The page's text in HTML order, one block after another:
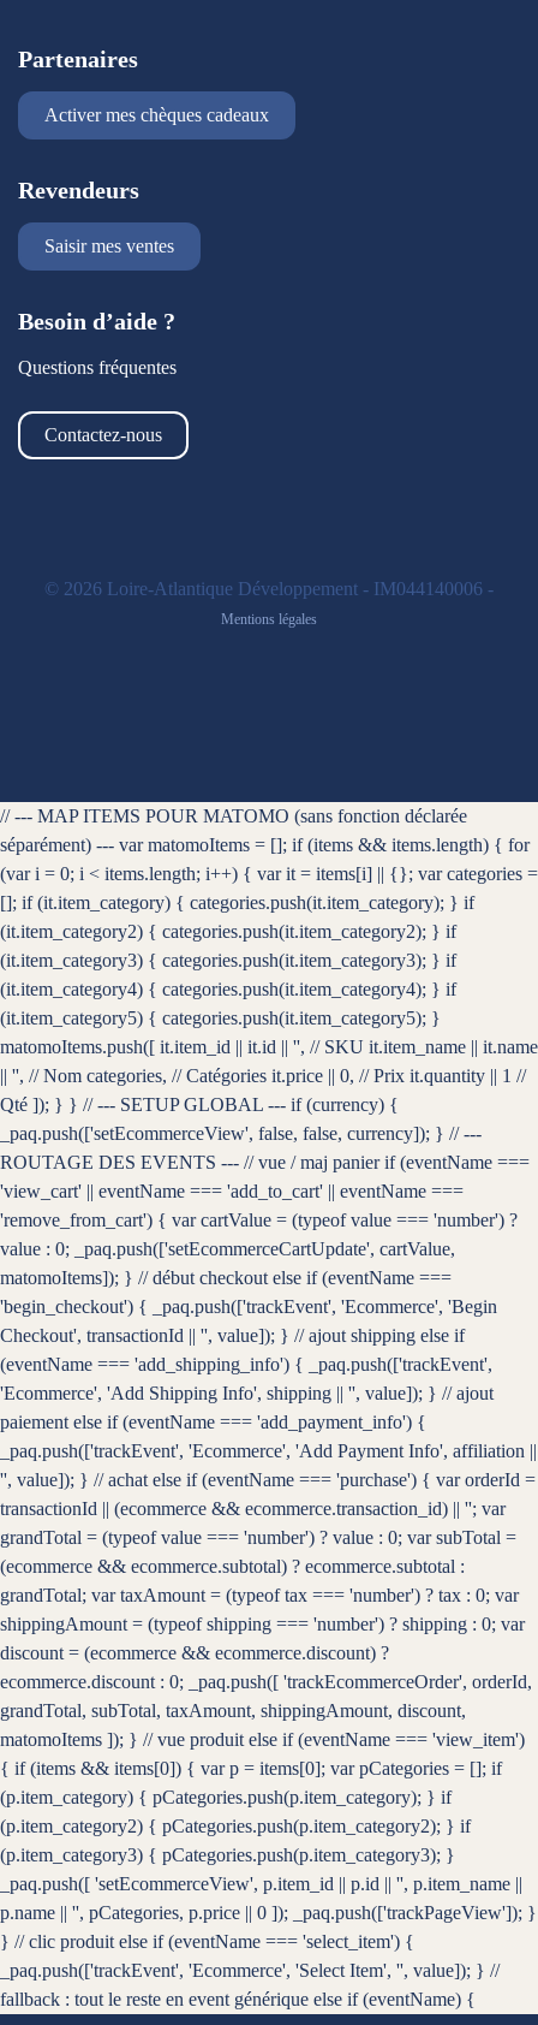
Partenaires
Activer mes chèques cadeaux
Revendeurs
Saisir mes ventes
Besoin d’aide ?
Questions fréquentes
Contactez-nous
© 2026 Loire-Atlantique Développement - IM044140006 -
Mentions légales
// --- MAP ITEMS POUR MATOMO (sans fonction déclarée
séparément) --- var matomoItems = []; if (items && items.length) { for
(var i = 0; i < items.length; i++) { var it = items[i] || {}; var categories =
[]; if (it.item_category) { categories.push(it.item_category); } if
(it.item_category2) { categories.push(it.item_category2); } if
(it.item_category3) { categories.push(it.item_category3); } if
(it.item_category4) { categories.push(it.item_category4); } if
(it.item_category5) { categories.push(it.item_category5); }
matomoItems.push([ it.item_id || it.id || '', // SKU it.item_name || it.name
|| '', // Nom categories, // Catégories it.price || 0, // Prix it.quantity || 1 //
Qté ]); } } // --- SETUP GLOBAL --- if (currency) {
_paq.push(['setEcommerceView', false, false, currency]); } // ---
ROUTAGE DES EVENTS --- // vue / maj panier if (eventName ===
'view_cart' || eventName === 'add_to_cart' || eventName ===
'remove_from_cart') { var cartValue = (typeof value === 'number') ?
value : 0; _paq.push(['setEcommerceCartUpdate', cartValue,
matomoItems]); } // début checkout else if (eventName ===
'begin_checkout') { _paq.push(['trackEvent', 'Ecommerce', 'Begin
Checkout', transactionId || '', value]); } // ajout shipping else if
(eventName === 'add_shipping_info') { _paq.push(['trackEvent',
'Ecommerce', 'Add Shipping Info', shipping || '', value]); } // ajout
paiement else if (eventName === 'add_payment_info') {
_paq.push(['trackEvent', 'Ecommerce', 'Add Payment Info', affiliation ||
'', value]); } // achat else if (eventName === 'purchase') { var orderId =
transactionId || (ecommerce && ecommerce.transaction_id) || ''; var
grandTotal = (typeof value === 'number') ? value : 0; var subTotal =
(ecommerce && ecommerce.subtotal) ? ecommerce.subtotal :
grandTotal; var taxAmount = (typeof tax === 'number') ? tax : 0; var
shippingAmount = (typeof shipping === 'number') ? shipping : 0; var
discount = (ecommerce && ecommerce.discount) ?
ecommerce.discount : 0; _paq.push([ 'trackEcommerceOrder', orderId,
grandTotal, subTotal, taxAmount, shippingAmount, discount,
matomoItems ]); } // vue produit else if (eventName === 'view_item')
{ if (items && items[0]) { var p = items[0]; var pCategories = []; if
(p.item_category) { pCategories.push(p.item_category); } if
(p.item_category2) { pCategories.push(p.item_category2); } if
(p.item_category3) { pCategories.push(p.item_category3); }
_paq.push([ 'setEcommerceView', p.item_id || p.id || '', p.item_name ||
p.name || '', pCategories, p.price || 0 ]); _paq.push(['trackPageView']); }
} // clic produit else if (eventName === 'select_item') {
_paq.push(['trackEvent', 'Ecommerce', 'Select Item', '', value]); } //
fallback : tout le reste en event générique else if (eventName) {